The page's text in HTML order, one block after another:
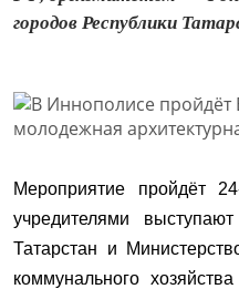
городов Республики
Мероприятие пройдёт
учредителями
Татарстан и
коммунального